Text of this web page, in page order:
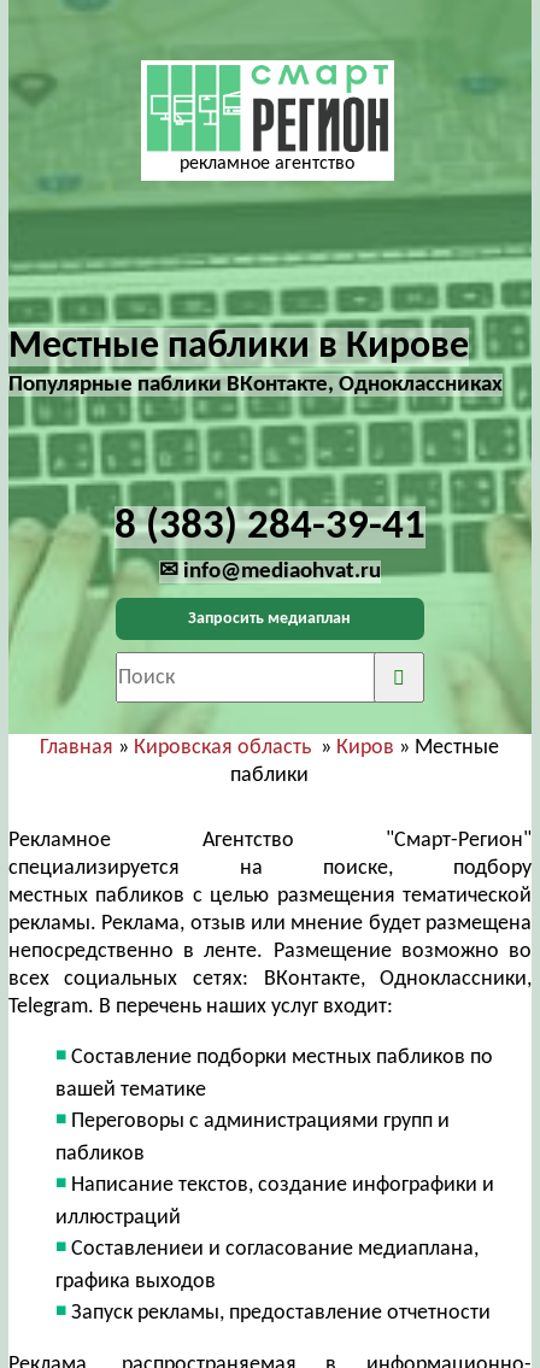
рекламное агентство
Местные паблики в Кирове
Популярные паблики ВКонтакте, Одноклассниках
8 (383) 284-39-41
✉ info@mediaohvat.ru
Запросить медиаплан
Главная » Кировская область » Киров » Местные
паблики
Рекламное Агентство "Смарт-Регион"
специализируется на поиске, подбору
местных пабликов с целью размещения тематической
рекламы. Реклама, отзыв или мнение будет размещена
непосредственно в ленте. Размещение возможно во
всех социальных сетях: ВКонтакте, Одноклассники,
Telegram. В перечень наших услуг входит:
Составление подборки местных пабликов по
вашей тематике
Переговоры с администрациями групп и
пабликов
Написание текстов, создание инфографики и
иллюстраций
Составлениеи и согласование медиаплана,
графика выходов
Запуск рекламы, предоставление отчетности